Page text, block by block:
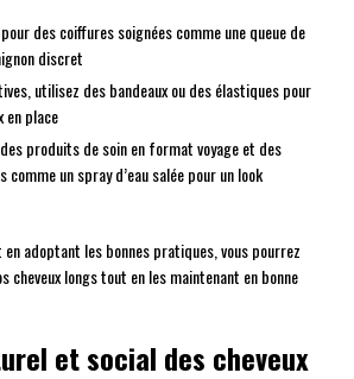
des coiffures soignées comme une queue de
discret
utilisez des bandeaux ou des élastiques pour
en place
produits de soin en format voyage et des
un spray d’eau salée pour un look
adoptant les bonnes pratiques, vous pourrez
cheveux longs tout en les maintenant en bonne
et social des cheveux